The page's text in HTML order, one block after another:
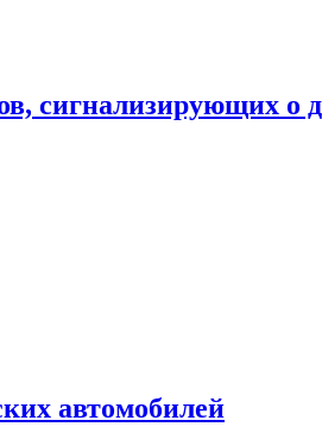
сигнализирующих о
автомобилей